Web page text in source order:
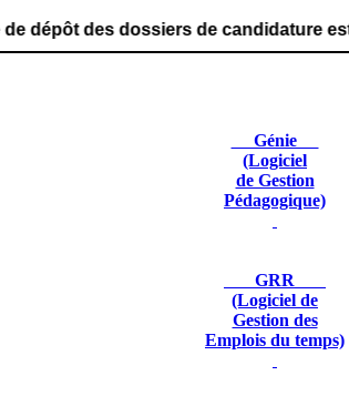
dossiers de candidature est
Génie
(Logiciel
de Gestion
Pédagogique)
GRR
(Logiciel de
Gestion des
Emplois du temps)